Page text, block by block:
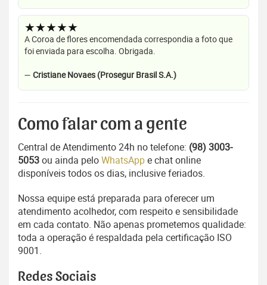
★★★★★
A Coroa de flores encomendada correspondia a foto que
foi enviada para escolha. Obrigada.
— Cristiane Novaes (Prosegur Brasil S.A.)
Como falar com a gente
Central de Atendimento 24h no telefone: (98) 3003-
5053ou ainda peloWhatsAppe chat online
disponíveis todos os dias, inclusive feriados.
Nossa equipe está preparada para oferecer um
atendimento acolhedor, com respeito e sensibilidade
em cada contato. Não apenas prometemos qualidade:
toda a operação é respaldada pela certificação ISO
9001.
Redes Sociais